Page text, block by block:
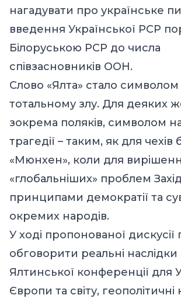
нагадувати про українське
введення Української РСР
Білоруською РСР до числа
співзасновників ООН.
Слово «Ялта» стало символом
тотальному злу. Для деяких
зокрема поляків, символом
трагедії – таким, як для чехів
«Мюнхен», коли для
«глобальніших» проблем
принципами демократії та
окремих народів.
У ході пропонованої дискусії
обговорити реальні
Ялтинської конференції для
Європи та світу, геополітичні